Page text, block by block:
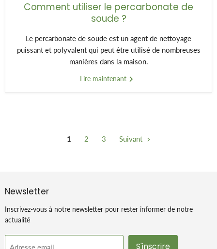
Comment utiliser le percarbonate de
soude ?
Le percarbonate de soude est un agent de nettoyage
puissant et polyvalent qui peut être utilisé de nombreuses
manières dans la maison.
Lire maintenant
1 2 3 Suivant
Newsletter
Inscrivez-vous à notre newsletter pour rester informer de notre
actualité
Adresse email S'inscrire